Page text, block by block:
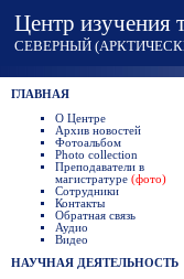
Центр изучения
СЕВЕРНЫЙ
ГЛАВНАЯ
О Центре
Архив новостей
Фотоальбом
Photo collection
Преподаватели в
магистратуре (фото)
Сотрудники
Контакты
Обратная связь
Аудио
Видео
НАУЧНАЯ ДЕЯТЕЛЬНОСТЬ